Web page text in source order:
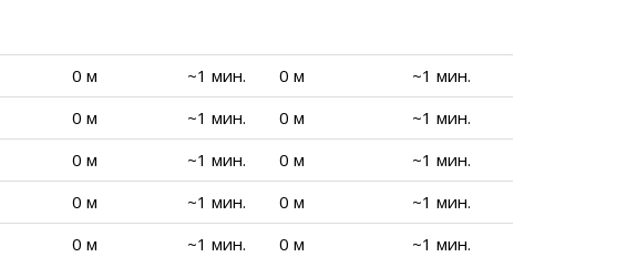
0 м ~1 мин. 0 м
~1 мин.
0 м ~1 мин. 0 м
~1 мин.
0 м ~1 мин. 0 м
~1 мин.
0 м ~1 мин. 0 м
~1 мин.
0 м ~1 мин. 0 м
~1 мин.